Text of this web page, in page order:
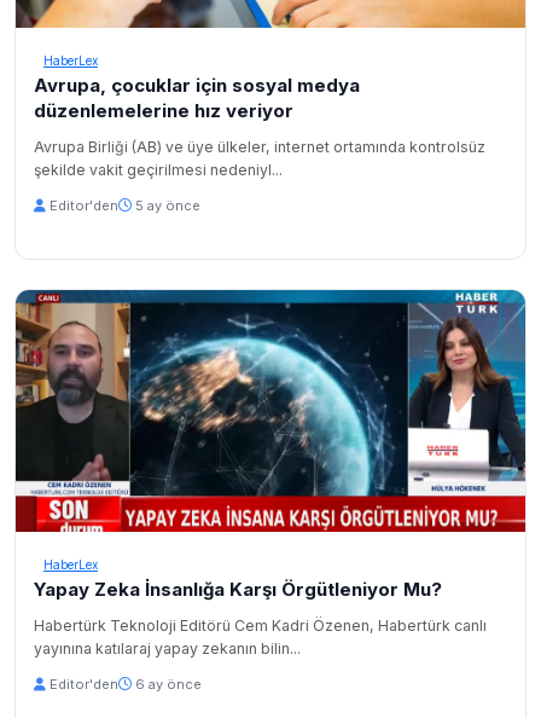
HaberLex
Avrupa, çocuklar için sosyal medya
düzenlemelerine hız veriyor
Avrupa Birliği (AB) ve üye ülkeler, internet ortamında kontrolsüz
şekilde vakit geçirilmesi nedeniyl...
Editor'den 5 ay önce
HaberLex
Yapay Zeka İnsanlığa Karşı Örgütleniyor Mu?
Habertürk Teknoloji Editörü Cem Kadri Özenen, Habertürk canlı
yayınına katılaraj yapay zekanın bilin...
Editor'den 6 ay önce